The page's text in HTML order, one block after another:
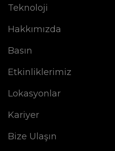
Teknoloji
Hakkımızda
Basın
Etkinliklerimiz
Lokasyonlar
Kariyer
Bize Ulaşın